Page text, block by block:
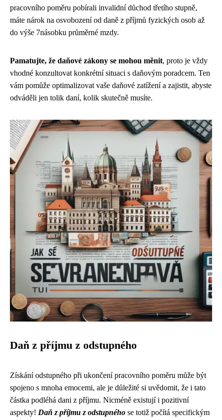
pracovního poměru pobírali invalidní důchod třetího stupně,
máte nárok na osvobození od daně z příjmů fyzických osob až
do výše 7násobku průměrné mzdy.
Pamatujte, že daňové zákony se mohou měnit, proto je vždy
vhodné konzultovat konkrétní situaci s daňovým poradcem. Ten
vám pomůže optimalizovat vaše daňové zatížení a zajistit, abyste
odváděli jen tolik daní, kolik skutečně musíte.
Daň z příjmu z odstupného
Získání odstupného při ukončení pracovního poměru může být
spojeno s mnoha emocemi, ale je důležité si uvědomit, že i tato
částka podléhá dani z příjmu. Nicméně existují i pozitivní
aspekty! Daň z příjmu z odstupného se totiž počítá specifickým